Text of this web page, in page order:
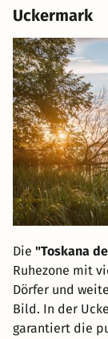
Uckermark
Die "Toskana
Ruhezone mit
Dörfer und
Bild. In der
garantiert die